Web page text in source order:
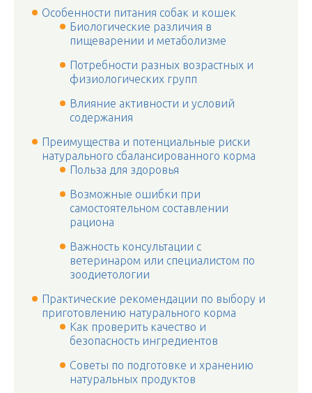
Особенности питания собак и кошек
Биологические различия в
пищеварении и метаболизме
Потребности разных возрастных и
физиологических групп
Влияние активности и условий
содержания
Преимущества и потенциальные риски
натурального сбалансированного корма
Польза для здоровья
Возможные ошибки при
самостоятельном составлении
рациона
Важность консультации с
ветеринаром или специалистом по
зоодиетологии
Практические рекомендации по выбору и
приготовлению натурального корма
Как проверить качество и
безопасность ингредиентов
Советы по подготовке и хранению
натуральных продуктов